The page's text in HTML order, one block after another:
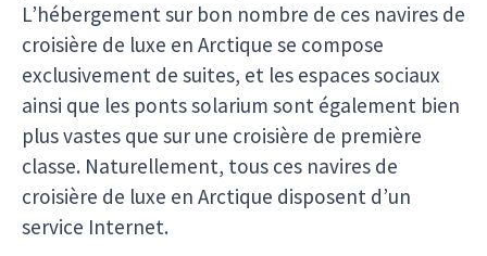
L’hébergement sur bon nombre de ces navires de
croisière de luxe en Arctique se compose
exclusivement de suites, et les espaces sociaux
ainsi que les ponts solarium sont également bien
plus vastes que sur une croisière de première
classe. Naturellement, tous ces navires de
croisière de luxe en Arctique disposent d’un
service Internet.